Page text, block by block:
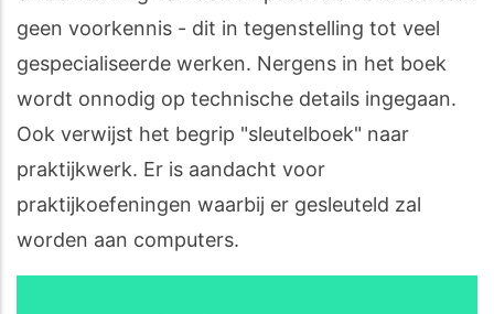
geen voorkennis - dit in tegenstelling tot veel
gespecialiseerde werken. Nergens in het boek
wordt onnodig op technische details ingegaan.
Ook verwijst het begrip "sleutelboek" naar
praktijkwerk. Er is aandacht voor
praktijkoefeningen waarbij er gesleuteld zal
worden aan computers.